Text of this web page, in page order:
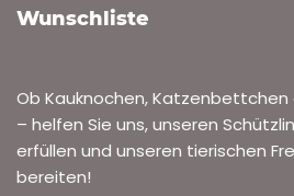
Wunschliste
Ob Kauknochen, Katzenbettchen
– helfen Sie uns, unseren
erfüllen und unseren tierischen
bereiten!